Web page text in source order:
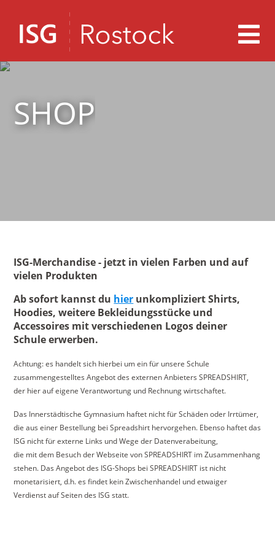
SHOP
ISG-Merchandise - jetzt in vielen Farben und auf
vielen Produkten
Ab sofort kannst du hier unkompliziert Shirts,
Hoodies, weitere Bekleidungsstücke und
Accessoires mit verschiedenen Logos deiner
Schule erwerben.
Achtung: es handelt sich hierbei um ein für unsere Schule
zusammengestelltes Angebot des externen Anbieters SPREADSHIRT,
der hier auf eigene Verantwortung und Rechnung wirtschaftet.
Das Innerstädtische Gymnasium haftet nicht für Schäden oder Irrtümer,
die aus einer Bestellung bei Spreadshirt hervorgehen. Ebenso haftet das
ISG nicht für externe Links und Wege der Datenverabeitung,
die mit dem Besuch der Webseite von SPREADSHIRT im Zusammenhang
stehen. Das Angebot des ISG-Shops bei SPREADSHIRT ist nicht
monetarisiert, d.h. es findet kein Zwischenhandel und etwaiger
Verdienst auf Seiten des ISG statt.